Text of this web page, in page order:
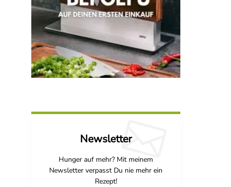
Newsletter
Hunger auf mehr? Mit meinem
Newsletter verpasst Du nie mehr ein
Rezept!